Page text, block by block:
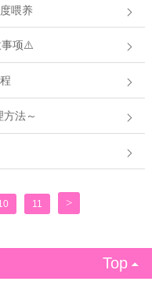
喂养
事项⚠️
法～
11 >
Top